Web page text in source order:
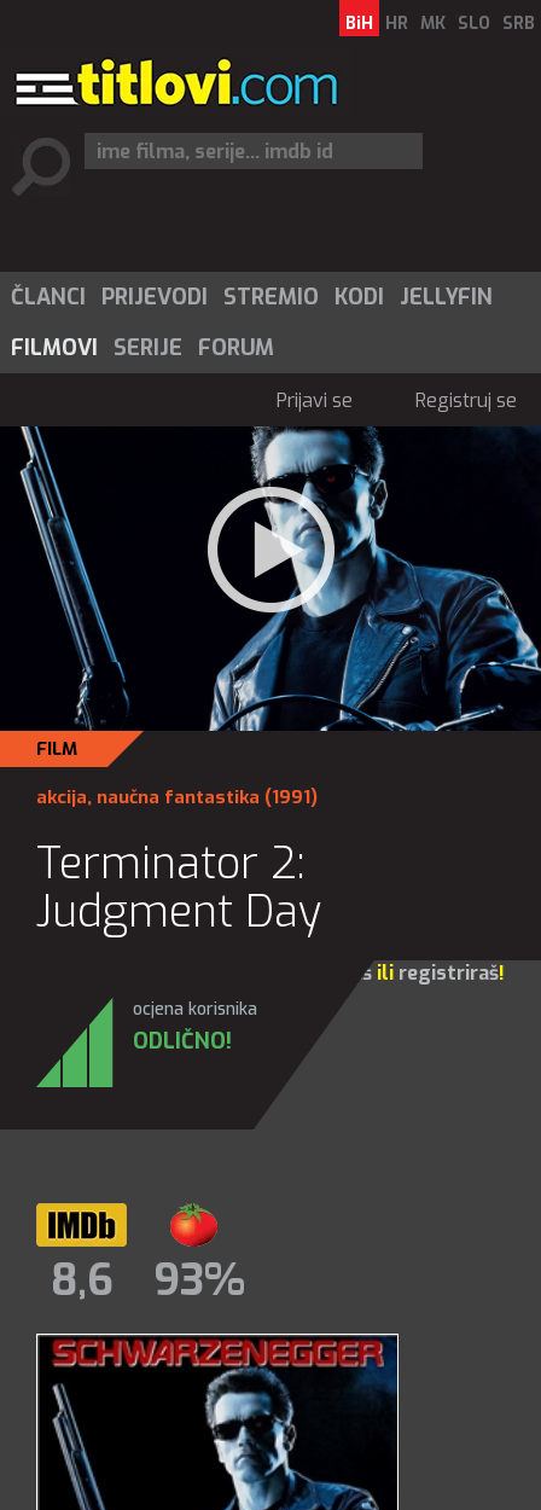
BiH HR MK SLO SRB
ČLANCI PRIJEVODI STREMIO KODI
JELLYFIN
FILMOVI
SERIJE FORUM
Prijavi se Registruj se
FILM
akcija, naučna fantastika (1991)
Terminator 2:
Judgment Day
prijaviš ili registriraš!
ocjena korisnika
ODLIČNO!
8,6 93%